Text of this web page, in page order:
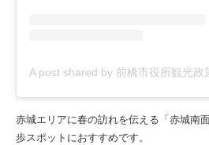
赤城エリアに春の訪れを伝える「赤城南
歩スポットにおすすめです。